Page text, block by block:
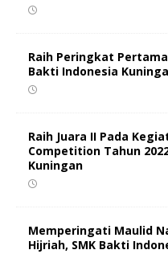
Raih Peringkat
Bakti Indonesia
Raih Juara II Pada
Competition Tahun
Kuningan
Memperingati Maulid
Hijriah, SMK Bakti